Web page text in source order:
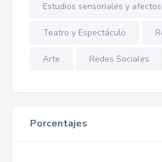
Estudios sensoriales y afectos
Teatro y Espectáculo
Arte Redes Sociales
Porcentajes